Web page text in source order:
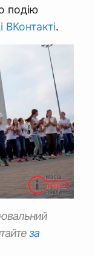
подію
ВКонтакті.
за